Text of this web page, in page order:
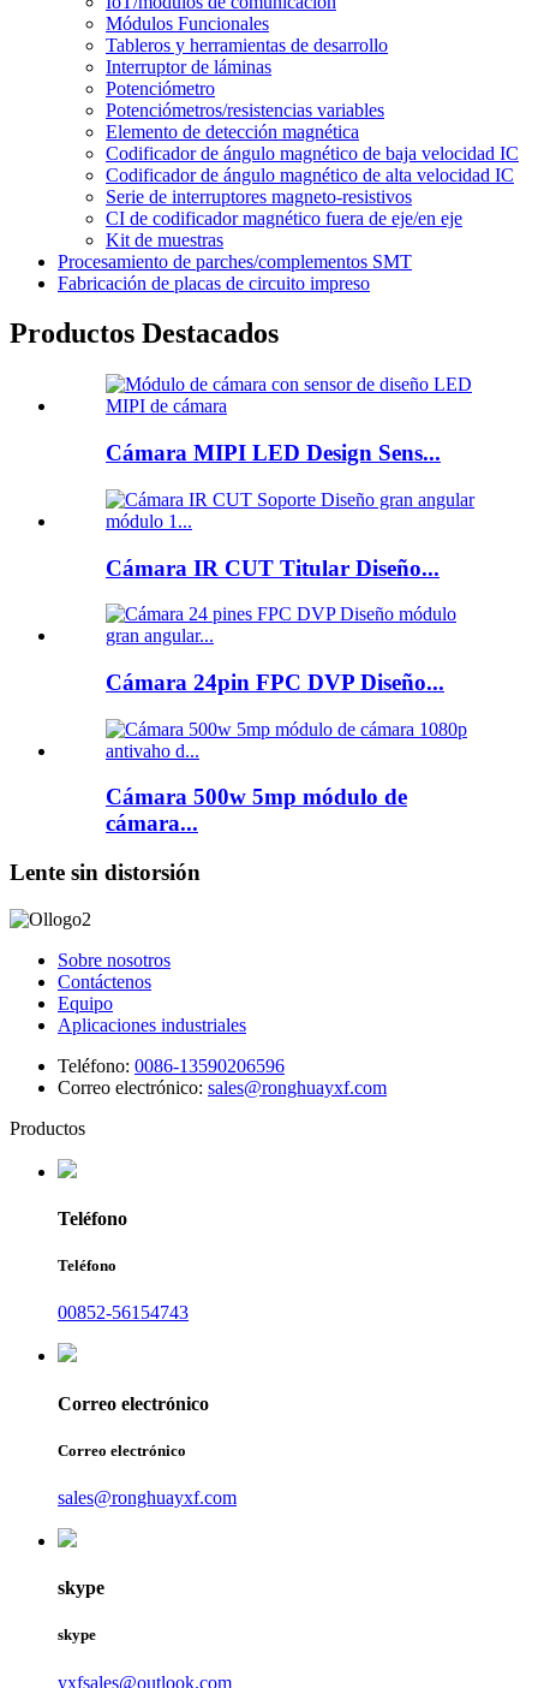
Módulos Funcionales
Tableros y herramientas de desarrollo
Interruptor de láminas
Potenciómetro
Potenciómetros/resistencias variables
Elemento de detección magnética
Codificador de ángulo magnético de baja velocidad IC
Codificador de ángulo magnético de alta velocidad IC
Serie de interruptores magneto-resistivos
CI de codificador magnético fuera de eje/en eje
Kit de muestras
Procesamiento de parches/complementos SMT
Fabricación de placas de circuito impreso
Productos Destacados
Cámara MIPI LED Design Sens...
Cámara IR CUT Titular Diseño...
Cámara 24pin FPC DVP Diseño...
Cámara 500w 5mp módulo de
cámara...
Lente sin distorsión
Sobre nosotros
Contáctenos
Equipo
Aplicaciones industriales
Teléfono: 0086-13590206596
Correo electrónico: sales@ronghuayxf.com
Productos
Teléfono
Teléfono
00852-56154743
Correo electrónico
Correo electrónico
sales@ronghuayxf.com
skype
skype
yxfsales@outlook.com